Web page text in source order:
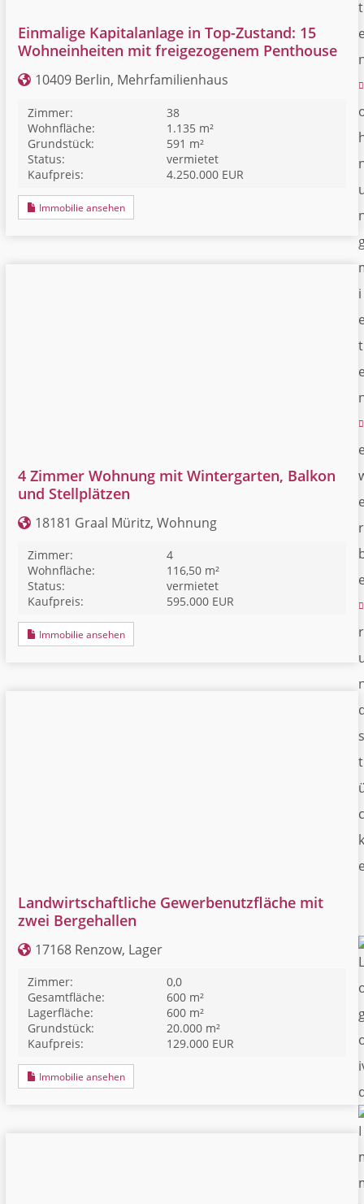
Einmalige Kapitalanlage in Top-Zustand: 15
Wohneinheiten mit freigezogenem Penthouse
10409 Berlin, Mehrfamilienhaus
Zimmer:
38
Wohnfläche:
1.135 m²
Grundstück:
591 m²
Status:
vermietet
Kaufpreis:
4.250.000 EUR
Immobilie ansehen
4 Zimmer Wohnung mit Wintergarten, Balkon
und Stellplätzen
18181 Graal Müritz, Wohnung
Zimmer:
4
Wohnfläche:
116,50 m²
Status:
vermietet
Kaufpreis:
595.000 EUR
Immobilie ansehen
Landwirtschaftliche Gewerbenutzfläche mit
zwei Bergehallen
17168 Renzow, Lager
Zimmer:
0,0
Gesamtfläche:
600 m²
Lagerfläche:
600 m²
Grundstück:
20.000 m²
Kaufpreis:
129.000 EUR
Immobilie ansehen
t
i
t
r
r
s
t
c
k